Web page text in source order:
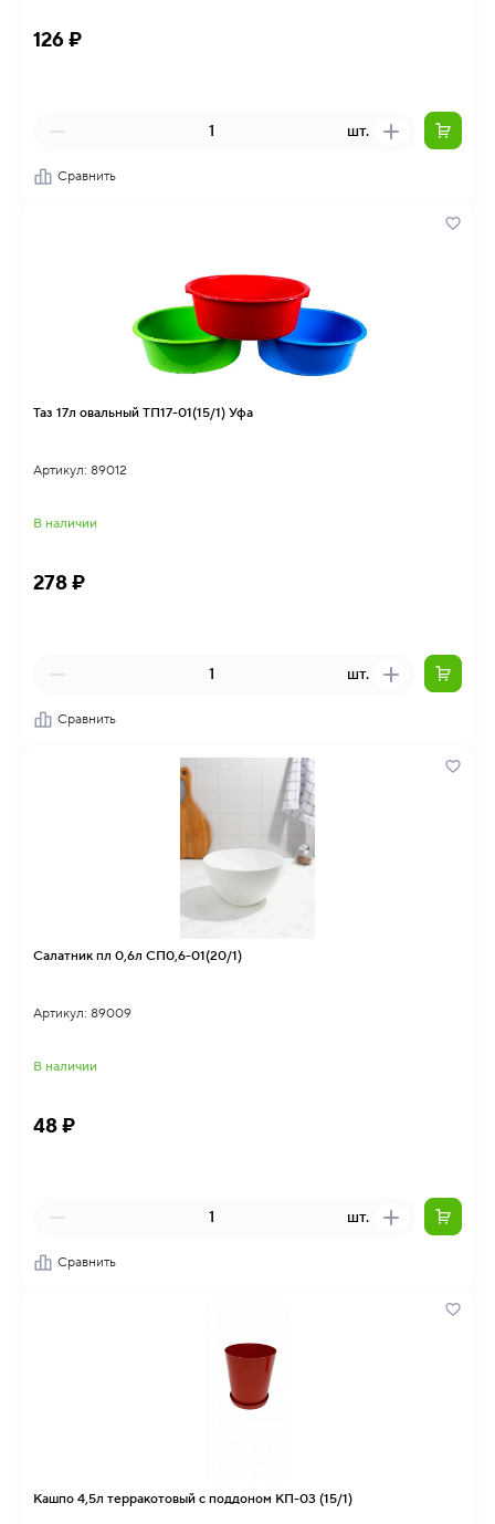
126 ₽
шт.
Сравнить
Таз 17л овальный ТП17-01(15/1) Уфа
Артикул: 89012
В наличии
278 ₽
шт.
Сравнить
Салатник пл 0,6л СП0,6-01(20/1)
Артикул: 89009
В наличии
48 ₽
шт.
Сравнить
Кашпо 4,5л терракотовый с поддоном КП-03 (15/1)